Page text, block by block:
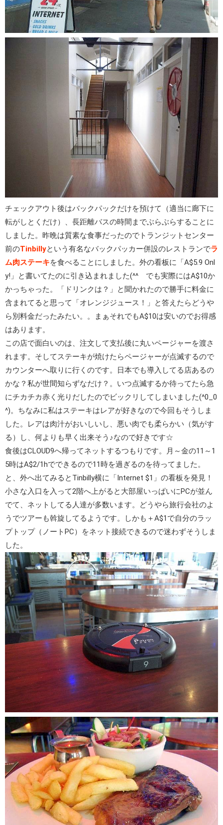
チェックアウト後はバックパックだけを預けて（適当に廊下に
転がしとくだけ）、長距離バスの時間までぶらぶらすることに
しました。昨晩は質素な食事だったのでトランジットセンター
前のTinbillyという有名なバックパッカー併設のレストランでラ
ム肉ステーキを食べることにしました。外の看板に「A$5.9 Onl
y!」と書いてたのに引き込まれました(^^ゞでも実際にはA$10か
かっちゃった。「ドリンクは？」と聞かれたので勝手に料金に
含まれてると思って「オレンジジュース！」と答えたらどうや
ら別料金だったみたい。。まぁそれでもA$10は安いのでお得感
はあります。
この店で面白いのは、注文して支払後に丸いページャーを渡さ
れます。そしてステーキが焼けたらページャーが点滅するので
カウンターへ取りに行くのです。日本でも導入してる店あるの
かな？私が世間知らずなだけ？。いつ点滅するか待ってたら急
にチカチカ赤く光りだしたのでビックリしてしまいました(^0_0
^)。ちなみに私はステーキはレアが好きなので今回もそうしま
した。レアは肉汁がおいしいし、悪い肉でも柔らかい（気がす
る）し、何よりも早く出来そう♪なので好きです☆
食後はCLOUD9へ帰ってネットするつもりです。月～金の11～1
5時はA$2/1hでできるので11時を過ぎるのを待ってました。
と、外へ出てみるとTinbilly横に「Internet $1」の看板を発見！
小さな入口を入って2階へ上がると大部屋いっぱいにPCが並ん
でて、ネットしてる人達が多数います。どうやら旅行会社のよ
うでツアーも斡旋してるようです。しかも＋A$1で自分のラッ
プトップ（ノートPC）をネット接続できるので迷わずそうしま
した。